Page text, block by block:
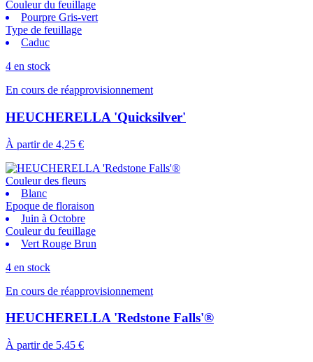
Couleur du feuillage
Pourpre Gris-vert
Type de feuillage
Caduc
4 en stock
En cours de réapprovisionnement
HEUCHERELLA 'Quicksilver'
À partir de 4,25 €
Couleur des fleurs
Blanc
Epoque de floraison
Juin à Octobre
Couleur du feuillage
Vert Rouge Brun
4 en stock
En cours de réapprovisionnement
HEUCHERELLA 'Redstone Falls'®
À partir de 5,45 €